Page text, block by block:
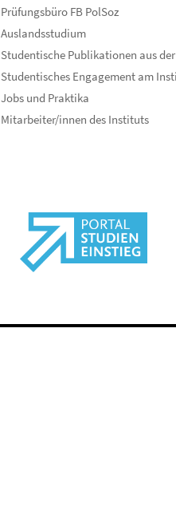
Prüfungsbüro FB PolSoz
Auslandsstudium
Studentische Publikationen aus
Studentisches Engagement am
Jobs und Praktika
Mitarbeiter/innen des Instituts